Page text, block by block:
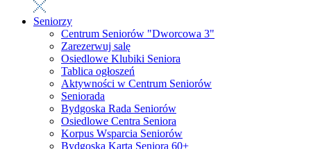
Seniorzy
Centrum Seniorów "Dworcowa 3"
Zarezerwuj salę
Osiedlowe Klubiki Seniora
Tablica ogłoszeń
Aktywności w Centrum Seniorów
Seniorada
Bydgoska Rada Seniorów
Osiedlowe Centra Seniora
Korpus Wsparcia Seniorów
Bydgoska Karta Seniora 60+